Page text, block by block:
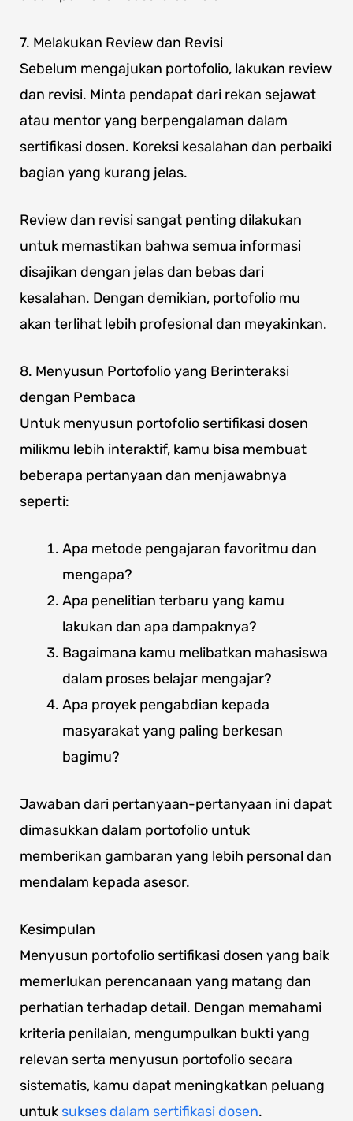
7. Melakukan Review dan Revisi
Sebelum mengajukan portofolio, lakukan review
dan revisi. Minta pendapat dari rekan sejawat
atau mentor yang berpengalaman dalam
sertifikasi dosen. Koreksi kesalahan dan perbaiki
bagian yang kurang jelas.
Review dan revisi sangat penting dilakukan
untuk memastikan bahwa semua informasi
disajikan dengan jelas dan bebas dari
kesalahan. Dengan demikian, portofolio mu
akan terlihat lebih profesional dan meyakinkan.
8. Menyusun Portofolio yang Berinteraksi
dengan Pembaca
Untuk menyusun portofolio sertifikasi dosen
milikmu lebih interaktif, kamu bisa membuat
beberapa pertanyaan dan menjawabnya
seperti:
Apa metode pengajaran favoritmu dan
mengapa?
Apa penelitian terbaru yang kamu
lakukan dan apa dampaknya?
Bagaimana kamu melibatkan mahasiswa
dalam proses belajar mengajar?
Apa proyek pengabdian kepada
masyarakat yang paling berkesan
bagimu?
Jawaban dari pertanyaan-pertanyaan ini dapat
dimasukkan dalam portofolio untuk
memberikan gambaran yang lebih personal dan
mendalam kepada asesor.
Kesimpulan
Menyusun portofolio sertifikasi dosen yang baik
memerlukan perencanaan yang matang dan
perhatian terhadap detail. Dengan memahami
kriteria penilaian, mengumpulkan bukti yang
relevan serta menyusun portofolio secara
sistematis, kamu dapat meningkatkan peluang
untuk sukses dalam sertifikasi dosen.